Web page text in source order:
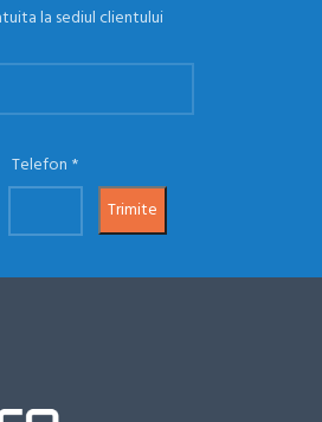
la sediul clientului
Telefon